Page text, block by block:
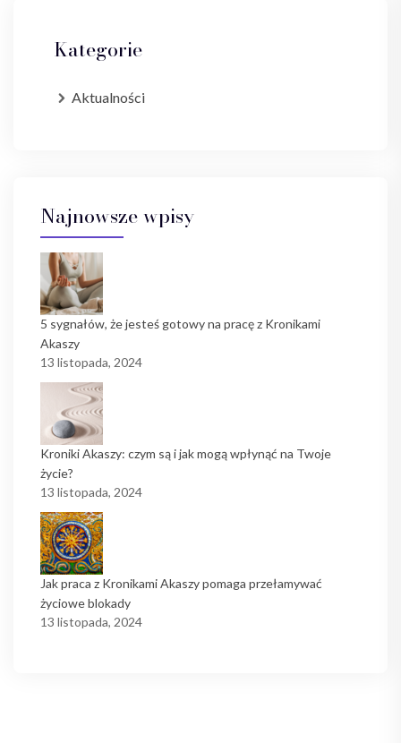
Kategorie
Aktualności
Najnowsze wpisy
5 sygnałów, że jesteś gotowy na pracę z Kronikami
Akaszy
13 listopada, 2024
Kroniki Akaszy: czym są i jak mogą wpłynąć na Twoje
życie?
13 listopada, 2024
Jak praca z Kronikami Akaszy pomaga przełamywać
życiowe blokady
13 listopada, 2024